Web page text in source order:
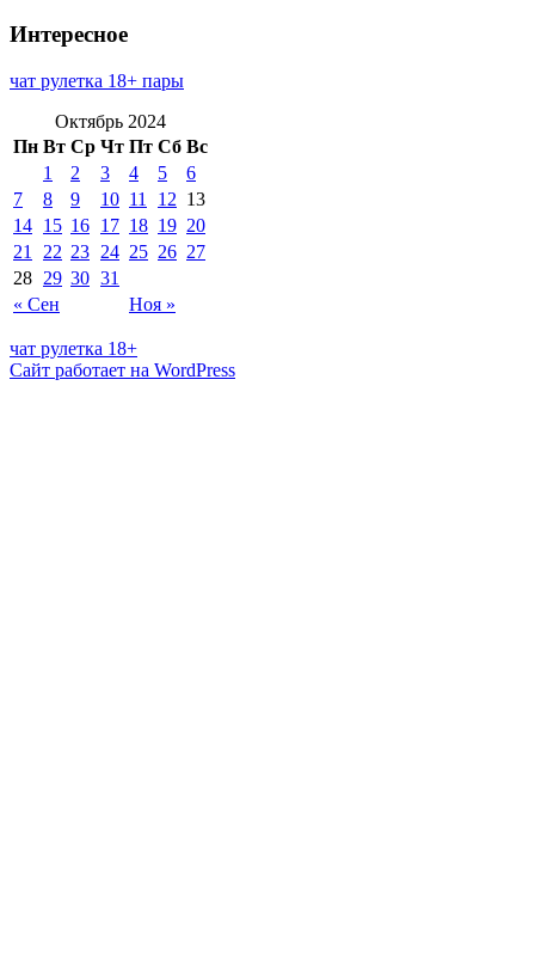
Интересное
чат рулетка 18+ пары
Октябрь 2024
Пн Вт Ср Чт Пт Сб Вс
« Сен Ноя »
1 2 3 4 5
6
7
8 9 10 11 12 13
14 15 16 17 18 19 20
21
22 23 24 25 26 27
28 29 30 31
чат рулетка 18+
Сайт работает на WordPress